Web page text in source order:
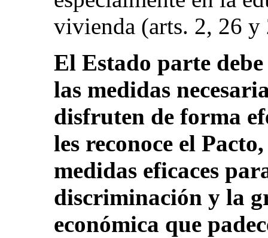
vivienda (arts. 2, 26 y
El Estado parte
las medidas
disfruten de forma
les reconoce el
medidas eficaces
discriminación y la
económica que